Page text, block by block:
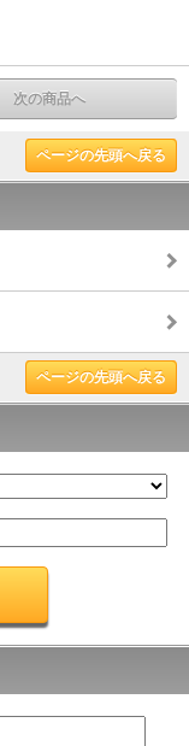
次の商品へ
ページの先頭へ戻る
ページの先頭へ戻る